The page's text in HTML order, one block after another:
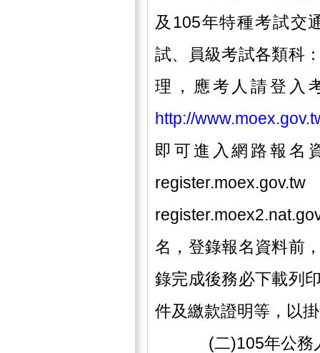
及105年特種考試交
試、員級考試各類科
理，應考人請登入
http://
即可進入網路報名
名，登錄報名資料前
錄完成後務必下載列
件及繳款證明等，以
(二)105年公務人